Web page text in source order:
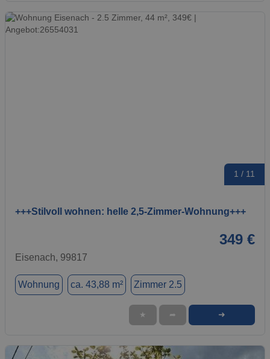
1 / 11
+++Stilvoll wohnen: helle 2,5-Zimmer-Wohnung+++
349 €
Eisenach, 99817
Wohnung ca. 43,88 m² Zimmer 2.5
★ ➦ ➜